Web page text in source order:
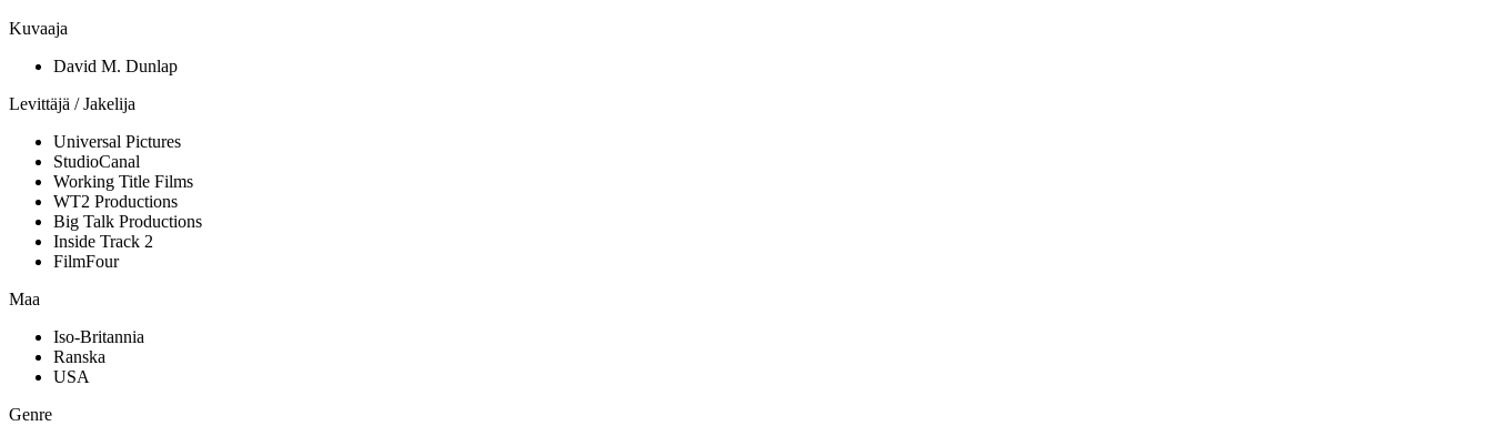
Kuvaaja
David M. Dunlap
Levittäjä / Jakelija
Universal Pictures
StudioCanal
Working Title Films
WT2 Productions
Big Talk Productions
Inside Track 2
FilmFour
Maa
Iso-Britannia
Ranska
USA
Genre